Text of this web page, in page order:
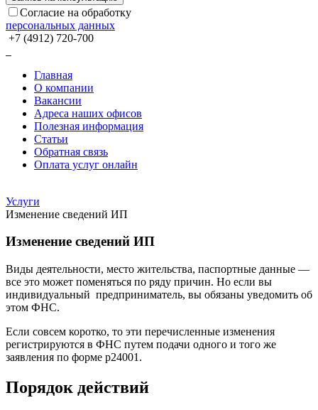
Согласие на обработку
персональных данных
+7 (4912) 720-700
Главная
О компании
Вакансии
Адреса наших офисов
Полезная информация
Статьи
Обратная связь
Оплата услуг онлайн
Услуги
Изменение сведений ИП
Изменение сведений ИП
Виды деятельности, место жительства, паспортные данные —
все это может поменяться по ряду причин. Но если вы
индивидуальный предприниматель, вы обязаны уведомить об
этом ФНС.
Если совсем коротко, то эти перечисленные изменения
регистрируются в ФНС путем подачи одного и того же
заявления по форме р24001.
Порядок действий